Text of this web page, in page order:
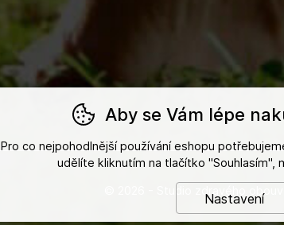
© 2026 - Studio zdravého
Aby se Vám lépe
Pro co nejpohodlnější používání eshopu
udělíte kliknutím na tlačítko
Nastavení